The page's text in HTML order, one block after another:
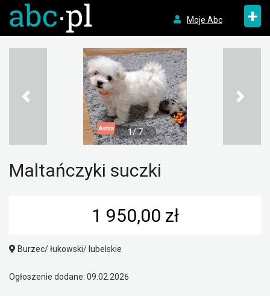
Moje Abc +
1/ 7
Maltańczyki suczki
1 950,00 zł
Burzec/ łukowski/ lubelskie
Ogłoszenie dodane: 09.02.2026